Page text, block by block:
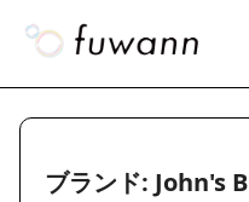
ブランド: John's